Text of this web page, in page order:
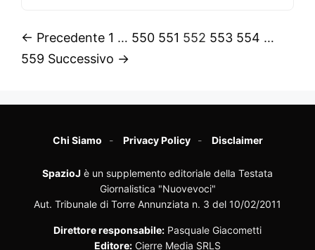
← Precedente 1 … 550 551 552 553 554 …
559 Successivo →
Chi Siamo Privacy Policy Disclaimer
SpazioJ è un supplemento editoriale della Testata
Giornalistica "Nuovevoci"
Aut. Tribunale di Torre Annunziata n. 3 del 10/02/2011
Direttore responsabile: Pasquale Giacometti
Editore: Cierre Media SRLS